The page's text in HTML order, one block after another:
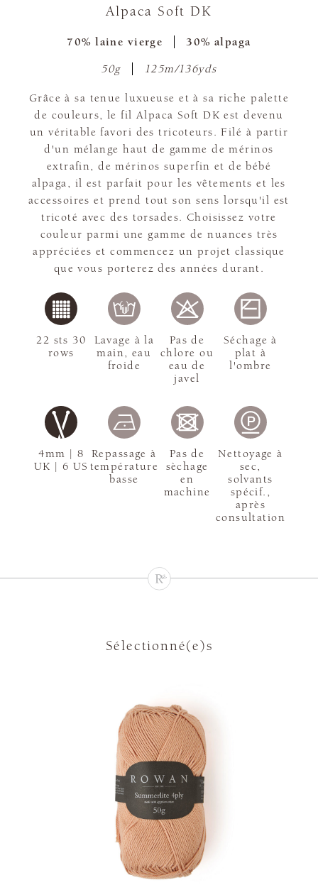
Alpaca Soft DK
70% laine vierge 30% alpaga
50g 125m/136yds
Grâce à sa tenue luxueuse et à sa riche palette
de couleurs, le fil Alpaca Soft DK est devenu
un véritable favori des tricoteurs. Filé à partir
d'un mélange haut de gamme de mérinos
extrafin, de mérinos superfin et de bébé
alpaga, il est parfait pour les vêtements et les
accessoires et prend tout son sens lorsqu'il est
tricoté avec des torsades. Choisissez votre
couleur parmi une gamme de nuances très
appréciées et commencez un projet classique
que vous porterez des années durant.
4mm | 8
UK | 6 US
22 sts 30
rows
Lavage à la
main, eau
froide
Pas de
chlore ou
eau de
javel
Séchage à
plat à
l'ombre
Repassage à
température
basse
Pas de
sèchage
en
machine
Nettoyage à
sec,
solvants
spécif.,
après
consultation
Sélectionné(e)s